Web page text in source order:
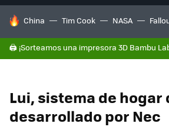
HOY SE HABLA DE
China Tim Cook NASA
🖨️ ¡Sorteamos una impresora 3D Bambu
Lui, sistema de
desarrollado por Nec